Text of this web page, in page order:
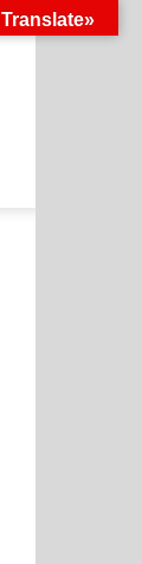
Translate»